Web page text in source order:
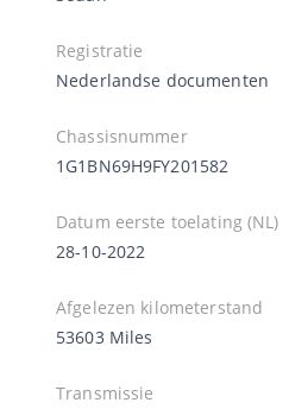
Registratie
Nederlandse documenten
Chassisnummer
1G1BN69H9FY201582
Datum eerste toelating (NL)
28-10-2022
Afgelezen kilometerstand
53603 Miles
Transmissie